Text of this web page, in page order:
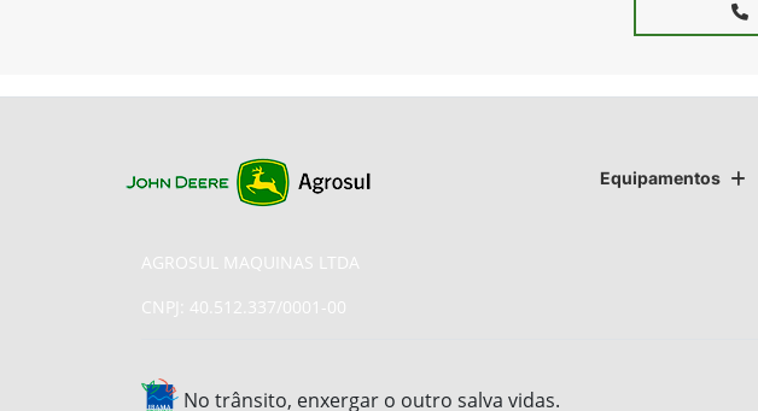
Equipamentos
AGROSUL MAQUINAS LTDA
CNPJ: 40.512.337/0001-00
No trânsito, enxergar o outro salva vidas.